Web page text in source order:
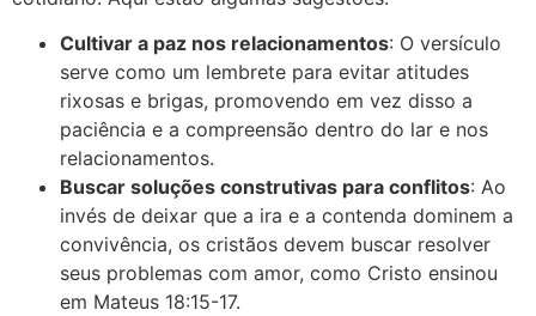
Cultivar a paz nos relacionamentos: O versículo
serve como um lembrete para evitar atitudes
rixosas e brigas, promovendo em vez disso a
paciência e a compreensão dentro do lar e nos
relacionamentos.
Buscar soluções construtivas para conflitos: Ao
invés de deixar que a ira e a contenda dominem a
convivência, os cristãos devem buscar resolver
seus problemas com amor, como Cristo ensinou
em Mateus 18:15-17.